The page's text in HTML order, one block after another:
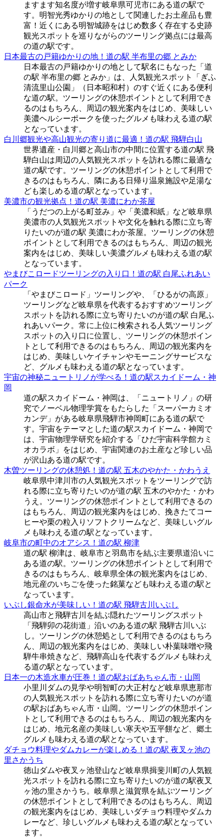
ますます知名度が増す岐阜県可児市にある道の駅で
す。明智光秀ゆかりの地として関連したお土産品も豊
富！近くにある明智城跡をはじめ数多く存在する史跡
観光スポットを巡りながらのツーリング拠点には最高
の道の駅です。
日本最古の戸籍ゆかりの地！道の駅 半布里の郷 とみか
日本最古の戸籍ゆかりの地として駅名にもなった「道
の駅 半布里の郷 とみか」は、人気観光スポット「ぎふ
清流里山公園」（日本昭和村）のすぐ近くにある便利
な道の駅。ツーリングの休憩ポイントとして利用でき
るのはもちろん、周辺の観光案内をはじめ、美味しい
美濃ヘルシーポークを使ったグルメも味わえる道の駅
となっています。
白川郷観光や高山観光の寄り道に最適！道の駅 飛騨白山
世界遺産・白川郷と高山市の中間に位置する道の駅 飛
騨白山は周辺の人気観光スポットを訪れる際に最適な
道の駅です。ツーリングの休憩ポイントとして利用で
きるのはもちろん、隣にある日帰り温泉施設や足湯な
ども楽しめる道の駅となっています。
美濃市の観光拠点！道の駅 美濃にわか茶屋
「うだつの上がる町並み」や「美濃和紙」など岐阜県
美濃市の人気観光スポットや文化を触れる際に立ち寄
りたいのが道の駅 美濃にわか茶屋。ツーリングの休憩
ポイントとして利用できるのはもちろん、周辺の観光
案内をはじめ、美味しい美濃グルメも味わえる道の駅
となっています。
やまびこロードツーリングの入り口！道の駅 白尾ふれあい
パーク
「やまびこロード」ツーリングや、「ひるがの高原」
ツーリングなど岐阜県を代表するおすすめツーリング
スポットを訪れる際に立ち寄りたいのが道の駅 白尾ふ
れあいパーク。常に上位に検索される人気ツーリング
スポットの入り口に位置し、ツーリングの休憩ポイン
トとして利用できるのはもちろん、周辺の観光案内を
はじめ、美味しいケイチャンやモーニングサービスな
ど、グルメも味わえる道の駅となっています。
宇宙の神秘ニュートリノが学べる！道の駅スカイドーム・神
岡
道の駅スカイドーム・神岡は、「ニュートリノ」の研
究でノーベル物理学賞をもたらした「スーパーカミオ
カンデ」がある岐阜県飛騨市神岡町にある道の駅で
す。宇宙をテーマとした道の駅スカイドーム・神岡で
は、宇宙物理学研究を紹介する「ひだ宇宙科学館カミ
オカラボ」をはじめ、宇宙関連のお土産など珍しい品
が沢山ある道の駅です。
木曽ツーリングの休憩処！道の駅 五木のやかた・かわうえ
岐阜県中津川市の人気観光スポットをツーリングで訪
れる際に立ち寄りたいのが道の駅 五木のやかた・かわ
うえ。ツーリングの休憩ポイントとして利用できるの
はもちろん、周辺の観光案内をはじめ、挽きたてコー
ヒーや栗の粒入りソフトクリームなど、美味しいグル
メも味わえる道の駅となっています。
岐阜市の町中のオアシス！道の駅 柳津
道の駅 柳津は、岐阜市と羽島市を結ぶ主要県道沿いに
ある道の駅。ツーリングの休憩ポイントとして利用で
きるのはもちろん、岐阜県全体の観光案内をはじめ、
地元産のいちごを使った銘菓なども味わえる道の駅と
なっています。
いぶし銀命水が美味しい！道の駅 飛騨古川いぶし
高山市と飛騨古川を結ぶ隠れたツーリングスポット
「飛騨卯の花街道」沿いのある道の駅 飛騨古川いぶ
し。ツーリングの休憩処として利用できるのはもちろ
ん、周辺の観光案内をはじめ、美味しい朴葉味噌や飛
騨牛串焼きなど、飛騨高山を代表するグルメも味わえ
る道の駅となっています。
日本一の木造水車が圧巻！道の駅おばあちゃん市・山岡
小里川ダムの見学や明智町の大正村など岐阜県恵那市
の人気観光スポットを訪れる際に立ち寄りたいのが道
の駅おばあちゃん市・山岡。ツーリングの休憩ポイン
トとして利用できるのはもちろん、周辺の観光案内を
はじめ、地元名産の美味しい寒天や五平餅など、郷土
グルメも味わえる道の駅となっています。
ダチョウ料理やダムカレーが楽しめる！道の駅 夜叉ヶ池の
里さかうち
徳山ダムや夜叉ヶ池登山など岐阜県揖斐川町の人気観
光スポットを訪れる際に立ち寄りたいのが道の駅夜叉
ヶ池の里さかうち。岐阜県と滋賀県を結ぶツーリング
の休憩ポイントとして利用できるのはもちろん、周辺
の観光案内をはじめ、美味しいダチョウ料理やダムカ
レーなど、珍しいグルメも味わえる道の駅となってい
ます。